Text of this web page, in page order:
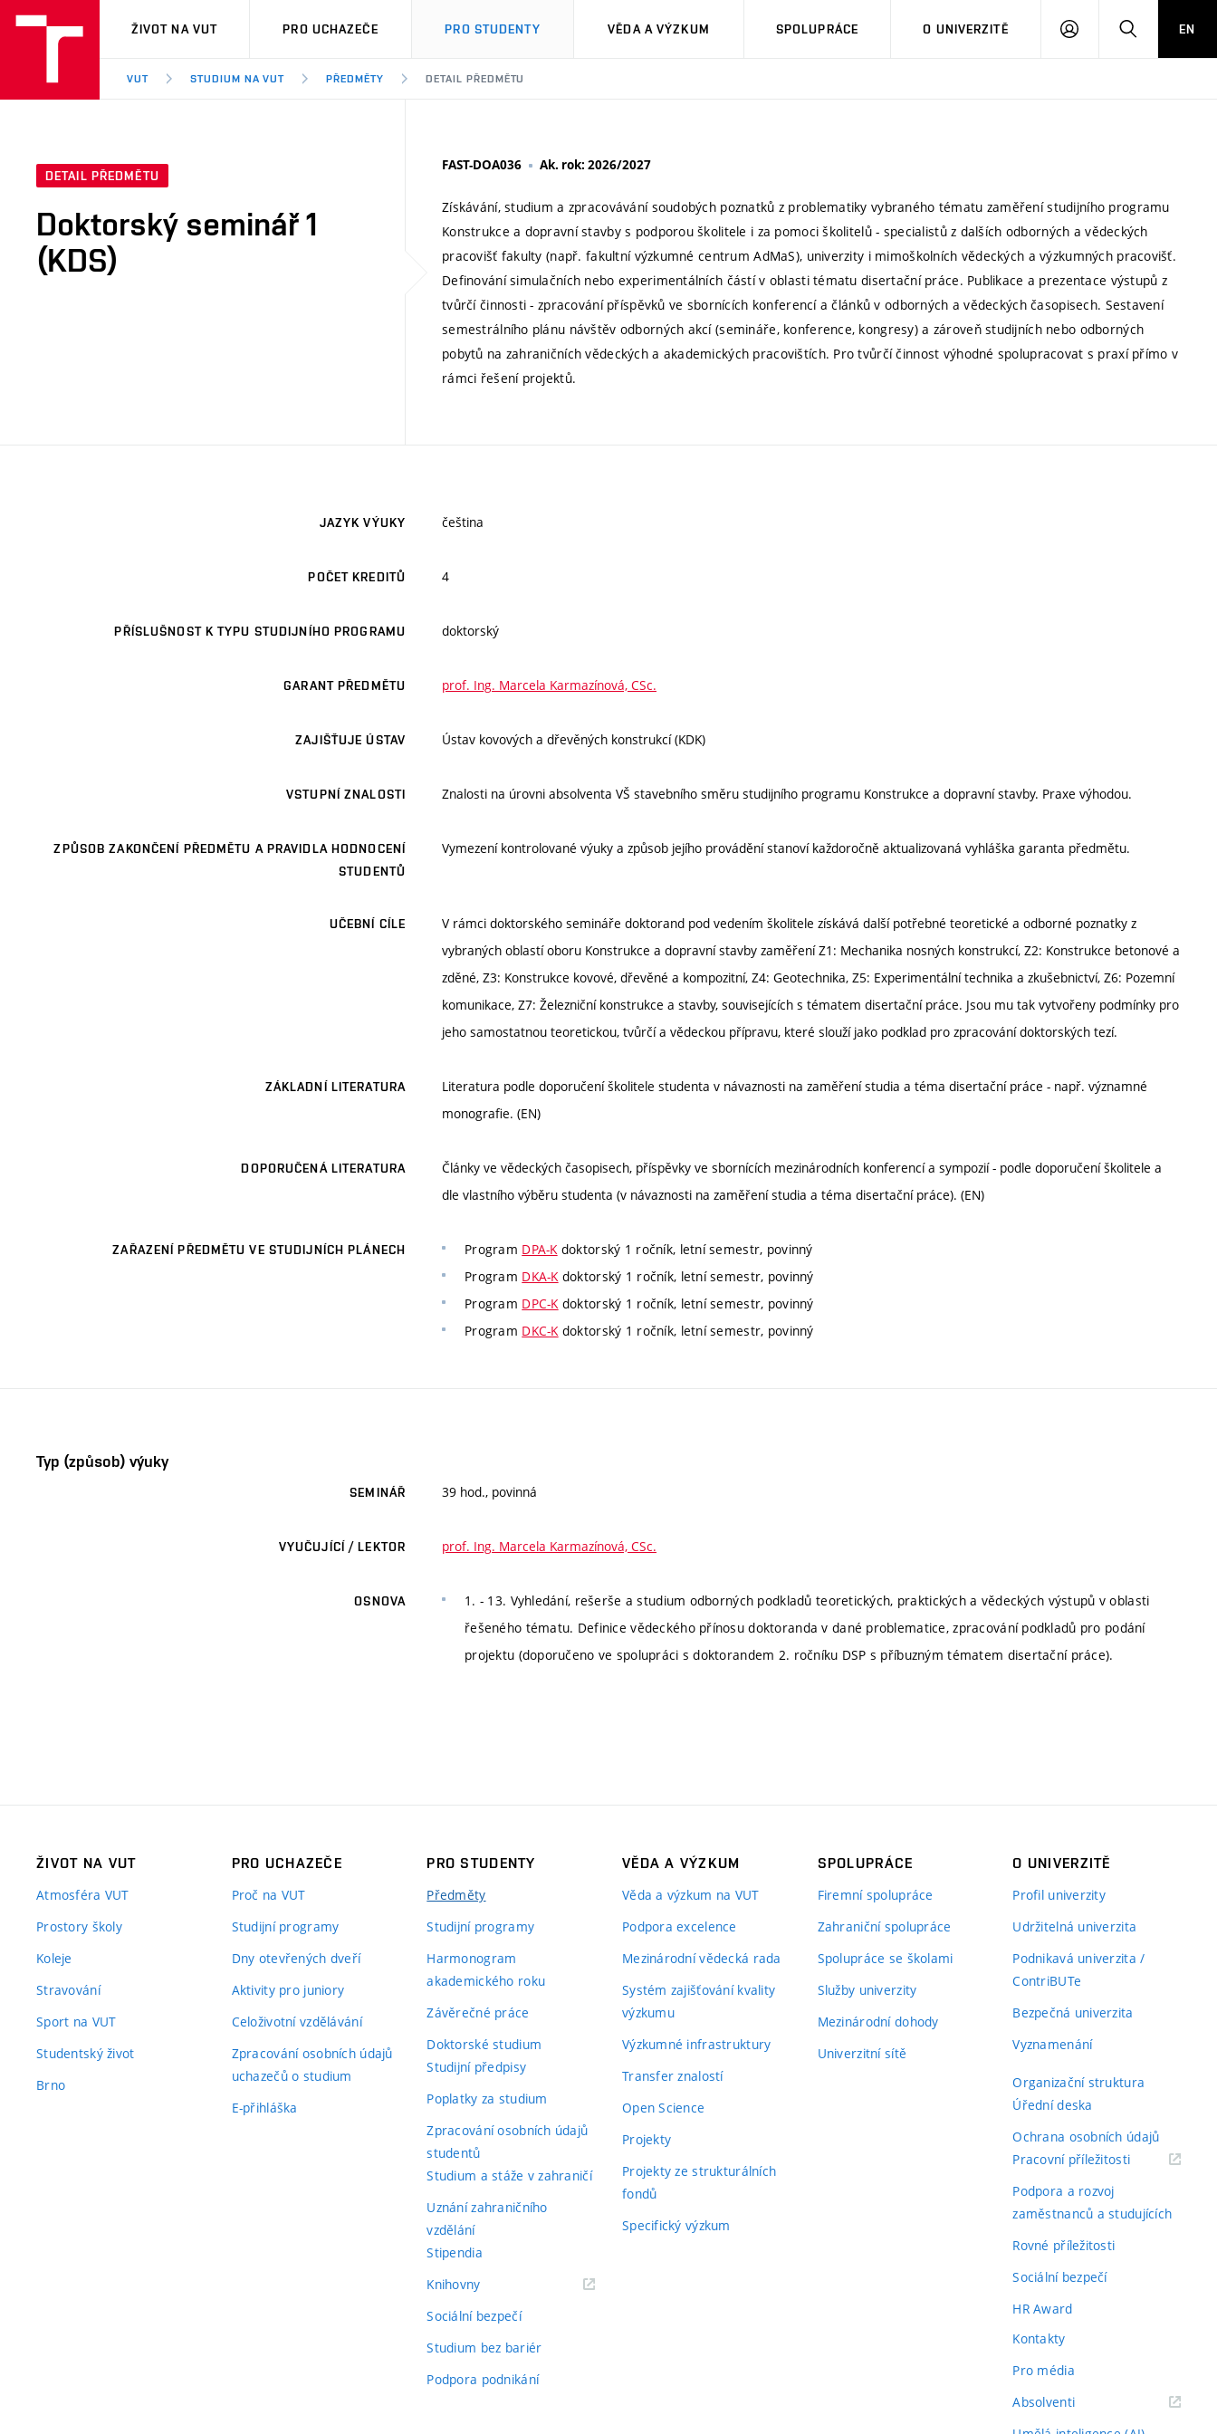
VUT
ŽIVOT NA VUT PRO UCHAZEČE PRO STUDENTY VĚDA A VÝZKUM SPOLUPRÁCE O UNIVERZITĚ
PŘIHLÁSIT HLEDATEN
VUT STUDIUM NA VUT PŘEDMĚTY DETAIL PŘEDMĚTU
DETAIL PŘEDMĚTU
Doktorský seminář 1
(KDS)
FAST-DOA036 Ak. rok: 2026/2027
Získávání, studium a zpracovávání soudobých poznatků z problematiky vybraného tématu zaměření studijního programu
Konstrukce a dopravní stavby s podporou školitele i za pomoci školitelů - specialistů z dalších odborných a vědeckých
pracovišť fakulty (např. fakultní výzkumné centrum AdMaS), univerzity i mimoškolních vědeckých a výzkumných pracovišť.
Definování simulačních nebo experimentálních částí v oblasti tématu disertační práce. Publikace a prezentace výstupů z
tvůrčí činnosti - zpracování příspěvků ve sbornících konferencí a článků v odborných a vědeckých časopisech. Sestavení
semestrálního plánu návštěv odborných akcí (semináře, konference, kongresy) a zároveň studijních nebo odborných
pobytů na zahraničních vědeckých a akademických pracovištích. Pro tvůrčí činnost výhodné spolupracovat s praxí přímo v
rámci řešení projektů.
JAZYK VÝUKY čeština
POČET KREDITŮ 4
PŘÍSLUŠNOST K TYPU STUDIJNÍHO PROGRAMU doktorský
GARANT PŘEDMĚTU prof. Ing. Marcela Karmazínová, CSc.
ZAJIŠŤUJE ÚSTAV Ústav kovových a dřevěných konstrukcí (KDK)
VSTUPNÍ ZNALOSTI Znalosti na úrovni absolventa VŠ stavebního směru studijního programu Konstrukce a dopravní stavby. Praxe výhodou.
ZPŮSOB ZAKONČENÍ PŘEDMĚTU A PRAVIDLA HODNOCENÍ
STUDENTŮ
Vymezení kontrolované výuky a způsob jejího provádění stanoví každoročně aktualizovaná vyhláška garanta předmětu.
UČEBNÍ CÍLE
V rámci doktorského semináře doktorand pod vedením školitele získává další potřebné teoretické a odborné poznatky z
vybraných oblastí oboru Konstrukce a dopravní stavby zaměření Z1: Mechanika nosných konstrukcí, Z2: Konstrukce betonové a
zděné, Z3: Konstrukce kovové, dřevěné a kompozitní, Z4: Geotechnika, Z5: Experimentální technika a zkušebnictví, Z6: Pozemní
komunikace, Z7: Železniční konstrukce a stavby, souvisejících s tématem disertační práce. Jsou mu tak vytvořeny podmínky pro
jeho samostatnou teoretickou, tvůrčí a vědeckou přípravu, které slouží jako podklad pro zpracování doktorských tezí.
ZÁKLADNÍ LITERATURA
Literatura podle doporučení školitele studenta v návaznosti na zaměření studia a téma disertační práce - např. významné
monografie. (EN)
DOPORUČENÁ LITERATURA
Články ve vědeckých časopisech, příspěvky ve sbornících mezinárodních konferencí a sympozií - podle doporučení školitele a
dle vlastního výběru studenta (v návaznosti na zaměření studia a téma disertační práce). (EN)
ZAŘAZENÍ PŘEDMĚTU VE STUDIJNÍCH PLÁNECH Program DPA-Kdoktorský 1 ročník, letní semestr, povinný
Program DKA-Kdoktorský 1 ročník, letní semestr, povinný
Program DPC-Kdoktorský 1 ročník, letní semestr, povinný
Program DKC-Kdoktorský 1 ročník, letní semestr, povinný
Typ (způsob) výuky
SEMINÁŘ 39 hod., povinná
VYUČUJÍCÍ / LEKTOR prof. Ing. Marcela Karmazínová, CSc.
OSNOVA
1. - 13. Vyhledání, rešerše a studium odborných podkladů teoretických, praktických a vědeckých výstupů v oblasti
řešeného tématu. Definice vědeckého přínosu doktoranda v dané problematice, zpracování podkladů pro podání
projektu (doporučeno ve spolupráci s doktorandem 2. ročníku DSP s příbuzným tématem disertační práce).
ŽIVOT NA VUT
Atmosféra VUT
Prostory školy
Koleje
Stravování
Sport na VUT
Studentský život
Brno
PRO UCHAZEČE
Proč na VUT
Studijní programy
Dny otevřených dveří
Aktivity pro juniory
Celoživotní vzdělávání
Zpracování osobních údajů
uchazečů o studium
E-přihláška
PRO STUDENTY
Předměty
Studijní programy
Harmonogram
akademického roku
Závěrečné práce
Doktorské studium
Studijní předpisy
Poplatky za studium
Zpracování osobních údajů
studentů
Studium a stáže v zahraničí
Uznání zahraničního
vzdělání
Stipendia
Knihovny(externí
Sociální bezpečí
Studium bez bariér
Podpora podnikání
VĚDA A VÝZKUM
Věda a výzkum na VUT
Podpora excelence
Mezinárodní vědecká rada
Systém zajišťování kvality
výzkumu
Výzkumné infrastruktury
Transfer znalostí
Open Science
Projekty
Projekty ze strukturálních
fondů
Specifický výzkum
SPOLUPRÁCE
Firemní spolupráce
Zahraniční spolupráce
Spolupráce se školami
Služby univerzity
Mezinárodní dohody
Univerzitní sítě
O UNIVERZITĚ
Profil univerzity
Udržitelná univerzita
Podnikavá univerzita /
ContriBUTe
Bezpečná univerzita
Vyznamenání
Organizační struktura
Úřední deska
Ochrana osobních údajů
Pracovní příležitosti(externí
Podpora a rozvoj
zaměstnanců a studujících
Rovné příležitosti
Sociální bezpečí
HR Award
Kontakty
Pro média
Absolventi(externí